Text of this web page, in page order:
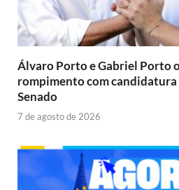
Álvaro Porto e Gabriel Porto
rompimento com
Senado
7 de agosto de 2026